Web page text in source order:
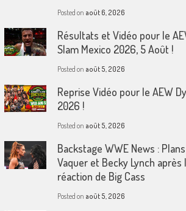
Posted on août 6, 2026
Résultats et Vidéo pour le
Slam Mexico 2026, 5 Août !
Posted on août 5, 2026
Reprise Vidéo pour le AEW
2026 !
Posted on août 5, 2026
Backstage WWE News :
Vaquer et Becky Lynch après
réaction de Big Cass
Posted on août 5, 2026